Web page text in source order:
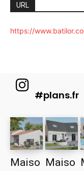
URL
https://
#plans.fr
Maiso Maiso